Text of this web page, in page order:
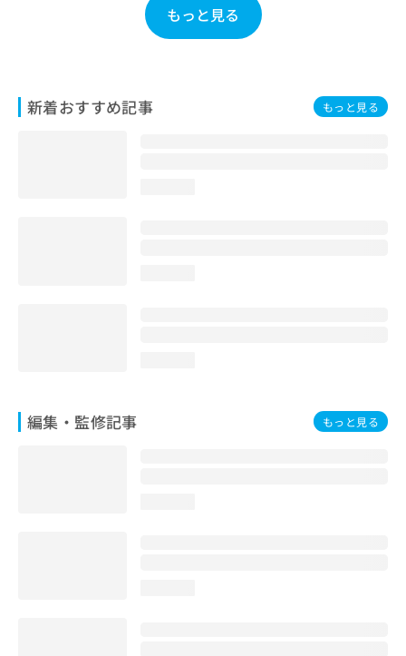
もっと見る
新着おすすめ記事 もっと見る
編集・監修記事 もっと見る
せ
は